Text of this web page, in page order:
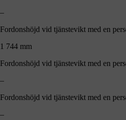
–
Fordonshöjd vid tjänstevikt med en
1 744 mm
Fordonshöjd vid tjänstevikt med en
–
Fordonshöjd vid tjänstevikt med en
–